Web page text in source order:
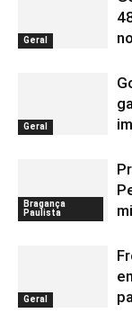
Geral
Geral
Bragança
Paulista
Geral